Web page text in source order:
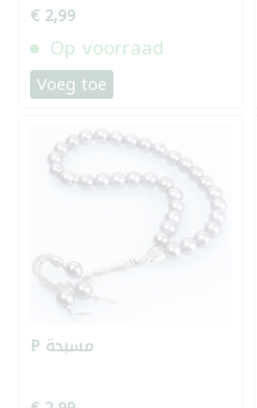
€ 2,99
Op voorraad
Voeg toe
P مسبحة